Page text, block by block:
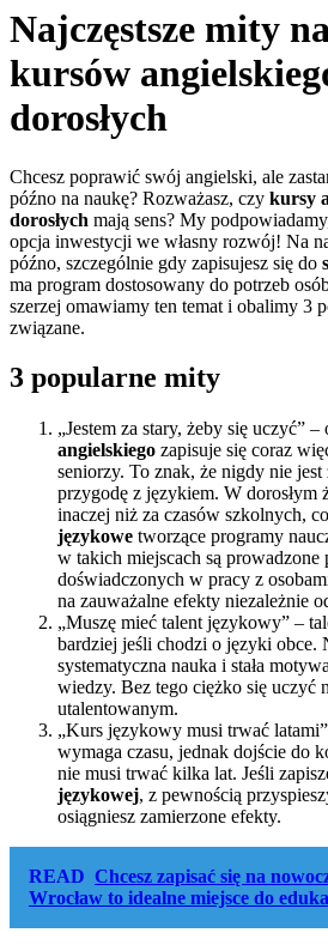
Najczęstsze mity
kursów
dorosłych
Chcesz poprawić swój angielski, ale
późno na naukę? Rozważasz, czy kursy
dorosłych mają sens? My
opcja inwestycji we własny rozwój! Na
późno, szczególnie gdy zapisujesz się do
ma program dostosowany do potrzeb
szerzej omawiamy ten temat i obalimy 3
związane.
3 popularne mity
„Jestem za stary, żeby się uczyć” –
angielskiego zapisuje się coraz
seniorzy. To znak, że nigdy nie
przygodę z językiem. W dorosłym
inaczej niż za czasów szkolnych,
językowe tworzące programy
w takich miejscach są prowadzone
doświadczonych w pracy z
na zauważalne efekty niezależnie
„Muszę mieć talent językowy” –
bardziej jeśli chodzi o języki obce.
systematyczna nauka i stała
wiedzy. Bez tego ciężko się uczyć
utalentowanym.
„Kurs językowy musi trwać
wymaga czasu, jednak dojście do
nie musi trwać kilka lat. Jeśli
językowej, z pewnością
osiągniesz zamierzone efekty.
READ Chcesz zapisać się na
Wrocław to idealne miejsce do